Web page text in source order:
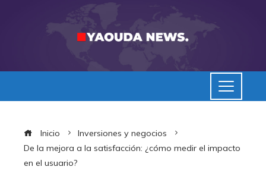
Inicio
Inversiones y negocios
De la mejora a la satisfacción: ¿cómo medir el impacto
en el usuario?